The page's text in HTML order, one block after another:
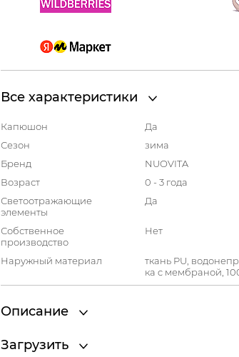
Все характеристики
Капюшон
Да
Сезон
зима
Бренд
NUOVITA
Возраст
0 - 3 года
Светоотражающие
элементы
Да
Собственное
производство
Нет
Наружный материал
ткань PU,
ка c мембраной,
Описание
Загрузить